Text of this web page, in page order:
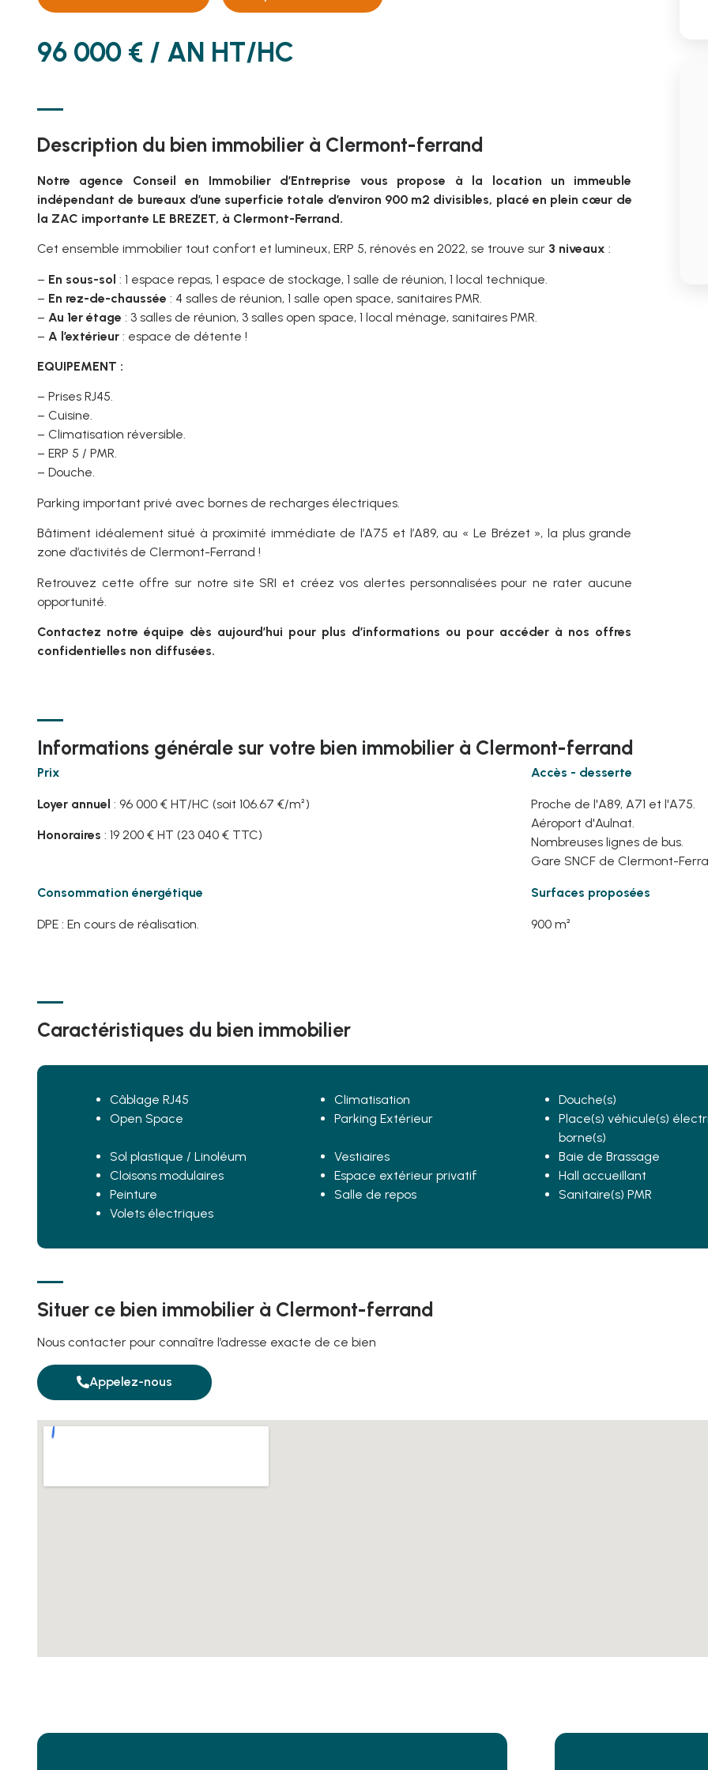
96 000 € / AN HT/HC
Description du bien immobilier à Clermont-ferrand
Notre agence Conseil en Immobilier d’Entreprise vous propose à la location un immeuble
indépendant de bureaux d’une superficie totale d’environ 900 m2 divisibles, placé en plein cœur de
la ZAC importante LE BREZET, à Clermont-Ferrand.
Cet ensemble immobilier tout confort et lumineux, ERP 5, rénovés en 2022, se trouve sur 3 niveaux :
– En sous-sol : 1 espace repas, 1 espace de stockage, 1 salle de réunion, 1 local technique.
– En rez-de-chaussée : 4 salles de réunion, 1 salle open space, sanitaires PMR.
– Au 1er étage : 3 salles de réunion, 3 salles open space, 1 local ménage, sanitaires PMR.
– A l’extérieur : espace de détente !
EQUIPEMENT :
– Prises RJ45.
– Cuisine.
– Climatisation réversible.
– ERP 5 / PMR.
– Douche.
Parking important privé avec bornes de recharges électriques.
Bâtiment idéalement situé à proximité immédiate de l’A75 et l’A89, au « Le Brézet », la plus grande
zone d’activités de Clermont-Ferrand !
Retrouvez cette offre sur notre site SRI et créez vos alertes personnalisées pour ne rater aucune
opportunité.
Contactez notre équipe dès aujourd’hui pour plus d’informations ou pour accéder à nos offres
confidentielles non diffusées.
Informations générale sur votre bien immobilier à Clermont-ferrand
Prix
Loyer annuel : 96 000 € HT/HC (soit 106.67 €/m²)
Honoraires : 19 200 € HT (23 040 € TTC)
Accès - desserte
Proche de l'A89, A71 et l'A75.
Aéroport d'Aulnat.
Nombreuses lignes de bus.
Gare SNCF de Clermont-
Consommation énergétique
DPE : En cours de réalisation.
Surfaces proposées
900 m²
Caractéristiques du bien immobilier
Câblage RJ45 Climatisation
Douche(s)
Open Space
Parking Extérieur
Place(s) véhicule(s)
borne(s)
Sol plastique / Linoléum
Vestiaires
Baie de Brassage
Cloisons modulaires
Espace extérieur privatif
Hall accueillant
Peinture
Salle de repos
Sanitaire(s) PMR
Volets électriques
Situer ce bien immobilier à Clermont-ferrand
Nous contacter pour connaître l’adresse exacte de ce bien
Appelez-nous